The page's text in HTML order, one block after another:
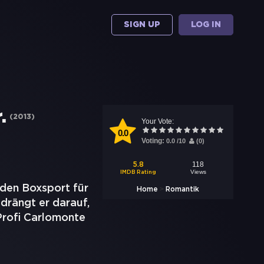
SIGN UP LOG IN
0.0
Your Vote:
Voting: 0.0 /10 (0)
5.8
IMDB Rating
118
Views
Home > Romantik
(2013)
Boxsport für
er darauf,
Carlomonte